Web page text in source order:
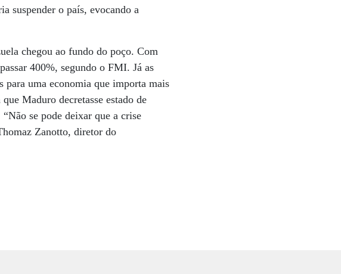
suspender o país, evocando a
chegou ao fundo do poço. Com
400%, segundo o FMI. Já as
para uma economia que importa mais
Maduro decretasse estado de
se pode deixar que a crise
Zanotto, diretor do